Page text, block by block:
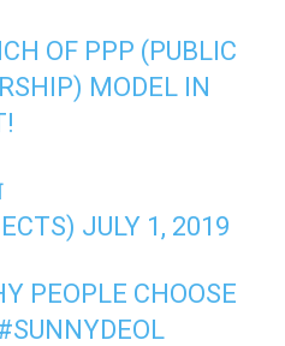
OF PPP (PUBLIC
MODEL IN
JULY 1, 2019
PEOPLE CHOOSE